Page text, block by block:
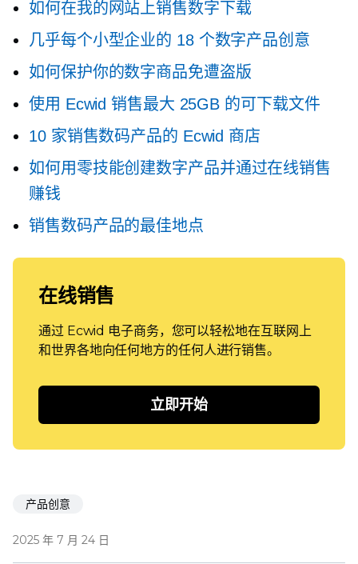
如何在我的网站上销售数字下载
几乎每个小型企业的 18 个数字产品创意
如何保护你的数字商品免遭盗版
使用 Ecwid 销售最大 25GB 的可下载文件
10 家销售数码产品的 Ecwid 商店
如何用零技能创建数字产品并通过在线销售
赚钱
销售数码产品的最佳地点
在线销售
通过 Ecwid 电子商务，您可以轻松地在互联网上
和世界各地向任何地方的任何人进行销售。
立即开始
产品创意
2025 年 7 月 24 日